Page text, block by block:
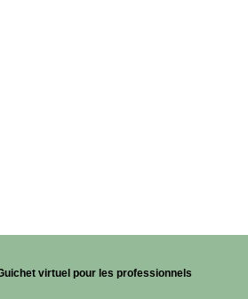
virtuel pour les professionnels